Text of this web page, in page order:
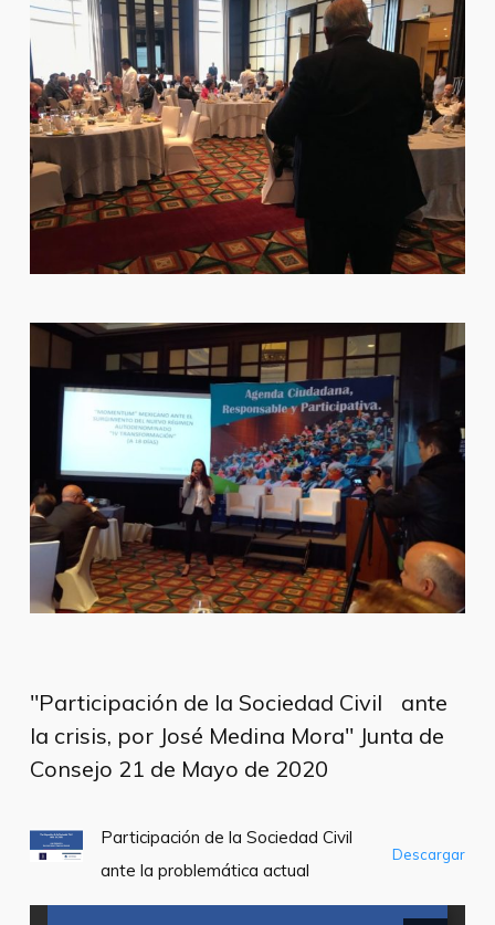
"Participación de la Sociedad Civil ante
la crisis, por José Medina Mora" Junta de
Consejo 21 de Mayo de 2020
Participación de la Sociedad Civil
ante la problemática actual
Descargar